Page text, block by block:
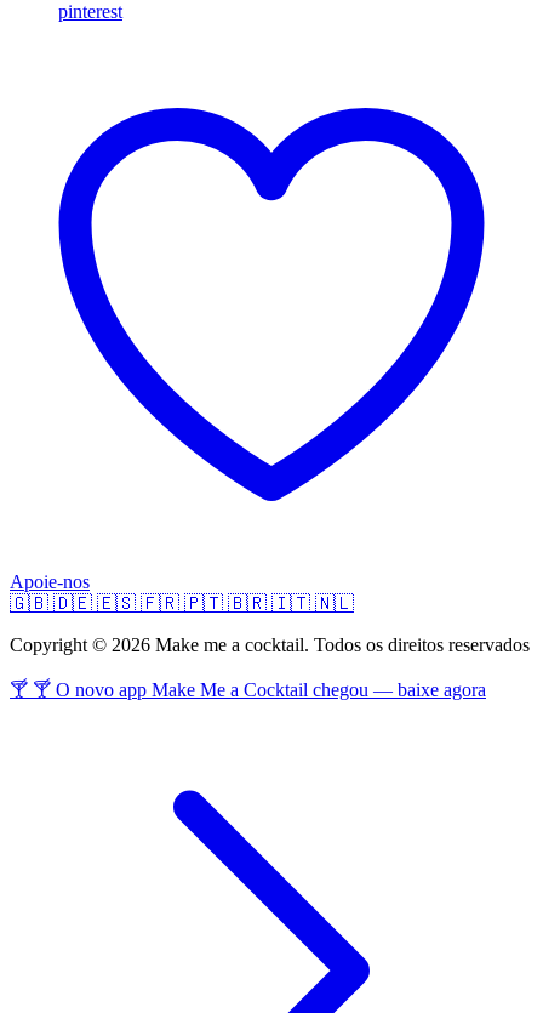
pinterest
Apoie-nos
🇬🇧 🇩🇪 🇪🇸 🇫🇷 🇵🇹 🇧🇷 🇮🇹 🇳🇱
Copyright © 2026 Make me a cocktail. Todos os direitos reservados
🍸 🍸 O novo app Make Me a Cocktail chegou — baixe agora